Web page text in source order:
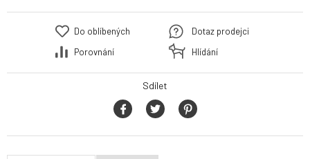
Do oblíbených
Porovnání
Dotaz prodejci
Hlídání
Sdílet